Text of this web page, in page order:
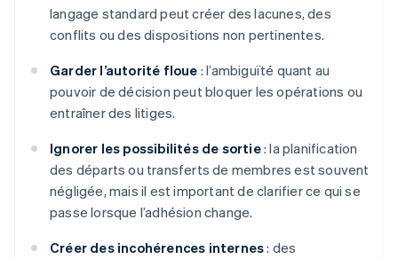
langage standard peut créer des lacunes, des
conflits ou des dispositions non pertinentes.
Garder l’autorité floue : l’ambiguïté quant au
pouvoir de décision peut bloquer les opérations ou
entraîner des litiges.
Ignorer les possibilités de sortie: la planification
des départs ou transferts de membres est souvent
négligée, mais il est important de clarifier ce qui se
passe lorsque l’adhésion change.
Créer des incohérences internes: des